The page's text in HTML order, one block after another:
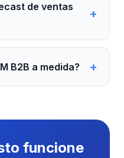
de ventas
+
B2B a medida? +
funcione